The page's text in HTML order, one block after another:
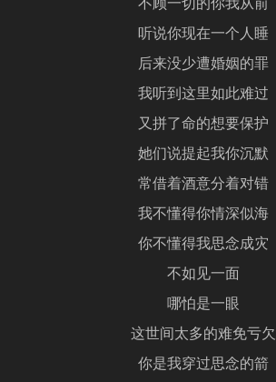
不顾一切的你我从前
听说你现在一个人睡
后来没少遭婚姻的罪
我听到这里如此难过
又拼了命的想要保护
她们说提起我你沉默
常借着酒意分着对错
我不懂得你情深似海
你不懂得我思念成灾
不如见一面
哪怕是一眼
这世间太多的难免亏欠
你是我穿过思念的箭